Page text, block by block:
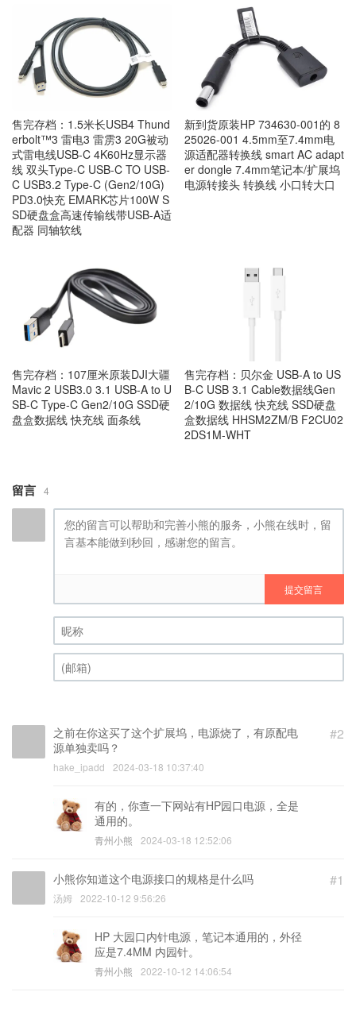
售完存档：1.5米长USB4 Thund
erbolt™3 雷电3 雷雳3 20G被动
式雷电线USB-C 4K60Hz显示器
线 双头Type-C USB-C TO USB-
C USB3.2 Type-C (Gen2/10G)
PD3.0快充 EMARK芯片100W S
SD硬盘盒高速传输线带USB-A适
配器 同轴软线
新到货原装HP 734630-001的 8
25026-001 4.5mm至7.4mm电
源适配器转换线 smart AC adapt
er dongle 7.4mm笔记本/扩展坞
电源转接头 转换线 小口转大口
售完存档：107厘米原装DJI大疆
Mavic 2 USB3.0 3.1 USB-A to U
SB-C Type-C Gen2/10G SSD硬
盘盒数据线 快充线 面条线
售完存档：贝尔金 USB-A to US
B-C USB 3.1 Cable数据线Gen
2/10G 数据线 快充线 SSD硬盘
盒数据线 HHSM2ZM/B F2CU02
2DS1M-WHT
留言 4
提交留言
昵称 (必填)
#2
之前在你这买了这个扩展坞，电源烧了，有原配电
源单独卖吗？
hake_ipadd 2024-03-18 10:37:40
有的，你查一下网站有HP园口电源，全是
通用的。
青州小熊 2024-03-18 12:52:06
#1
小熊你知道这个电源接口的规格是什么吗
汤姆 2022-10-12 9:56:26
HP 大园口内针电源，笔记本通用的，外径
应是7.4MM 内园针。
青州小熊 2022-10-12 14:06:54